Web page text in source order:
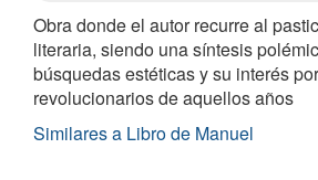
Obra donde el autor recurre al
literaria, siendo una síntesis
búsquedas estéticas y su interés
revolucionarios de aquellos años
Similares a Libro de Manuel